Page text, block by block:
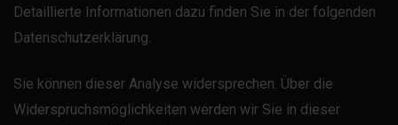
Detaillierte Informationen dazu finden Sie in der folgenden
Datenschutzerklärung.
Sie können dieser Analyse widersprechen. Über die
Widerspruchsmöglichkeiten werden wir Sie in dieser